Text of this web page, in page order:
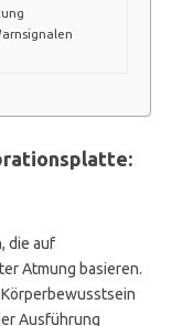
die auf
Atmung basieren.
Ausführung